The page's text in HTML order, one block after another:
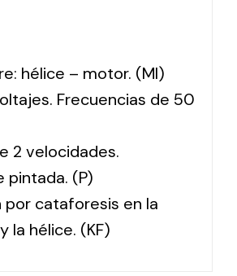
hélice – motor. (MI)
Frecuencias de 50
2 velocidades.
pintada. (P)
por cataforesis en la
la hélice. (KF)